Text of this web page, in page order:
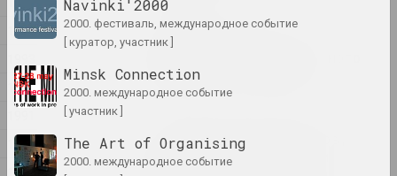
1994
1992
1990
1989
Первый фестиваль
искусства «Самасей»
пуб
Умер Юрий Абдурахманов,
искусствовед, который
Navinki'2000
2000. фестиваль, международное событие
[ куратор, участник ]
Minsk Сonnection
2000. международное событие
[ участник ]
The Art of Organising
2000. международное событие